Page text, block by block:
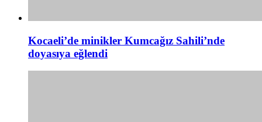
Kocaeli’de minikler Kumcağız Sahili’nde
doyasıya eğlendi